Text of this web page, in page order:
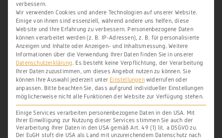
ein Huhn zinst. Sie haben die
Unterpfänder dem Kanoniker vor
der Brücke zu Diez vor Werner von
Staffel, Schultheiß zu Aull (‚Aule‘),
dem Heimbürgen und den
Nachbaren mit Halm und Mund
aufgetragen, wie in der Grafschaft
Diez rechtsüblich und
verbessern.
Wir verwenden Cookies und andere Technologien auf unserer Website.
Einige von ihnen sind essenziell, während andere uns helfen, diese
Website und Ihre Erfahrung zu verbessern. Personenbezogene Daten
können verarbeitet werden (z. B. IP-Adressen), z. B. für personalisierte
Anzeigen und Inhalte oder Anzeigen- und Inhaltsmessung. Weitere
Informationen über die Verwendung Ihrer Daten finden Sie in unserer
Datenschutzerklärung. Es besteht keine Verpflichtung, der Verarbeitung
Ihrer Daten zuzustimmen, um dieses Angebot nutzen zu können. Sie
können Ihre Auswahl jederzeit unter Einstellungenwiderrufen oder
anpassen. Bitte beachten Sie, dass aufgrund individueller Einstellungen
möglicherweise nicht alle Funktionen der Website zur Verfügung stehen.
Einige Services verarbeiten personenbezogene Daten in den USA. Mit
Ihrer Einwilligung zur Nutzung dieser Services stimmen Sie auch der
Verarbeitung Ihrer Daten in den USA gemäß Art. 49 (1) lit. a DSGVO zu.
Der EuGH stuft die USA als Land mit unzureichendem Datenschutz nach